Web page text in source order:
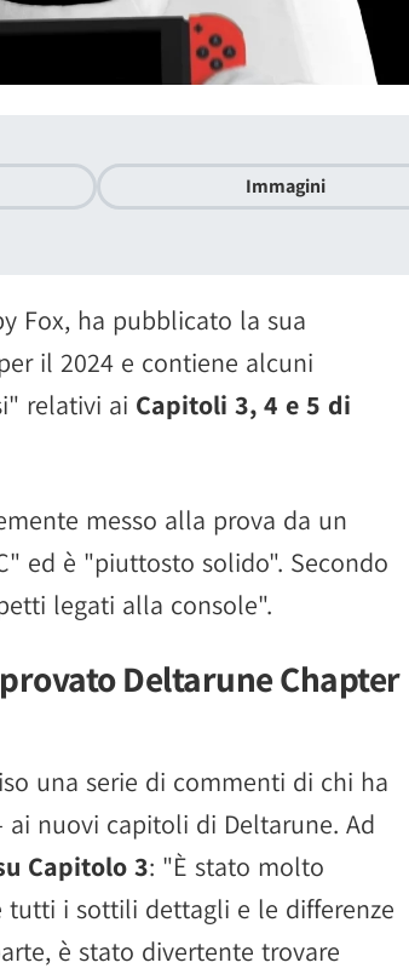
Immagini
Fox, ha pubblicato la sua
il 2024 e contiene alcuni
relativi ai Capitoli 3, 4 e 5 di
messo alla prova da un
ed è "piuttosto solido". Secondo
legati alla console".
Deltarune Chapter
una serie di commenti di chi ha
nuovi capitoli di Deltarune. Ad
Capitolo 3: "È stato molto
tutti i sottili dettagli e le differenze
è stato divertente trovare